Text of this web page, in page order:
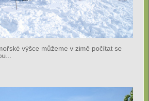
výšce můžeme v zimě počítat se